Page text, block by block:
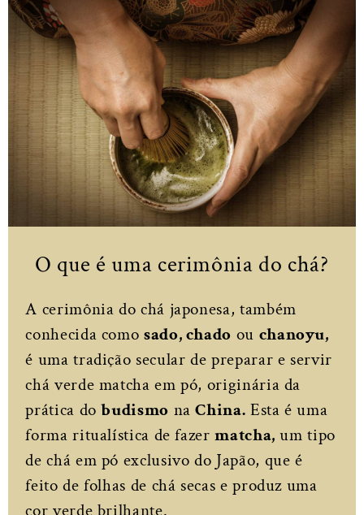
O que é uma cerimônia do chá?
A cerimônia do chá japonesa, também
conhecida como sado, chado ou chanoyu,
é uma tradição secular de preparar e servir
chá verde matcha em pó, originária da
prática dobudismo naChina. Esta é uma
forma ritualística de fazermatcha, um tipo
de chá em pó exclusivo do Japão, que é
feito de folhas de chá secas e produz uma